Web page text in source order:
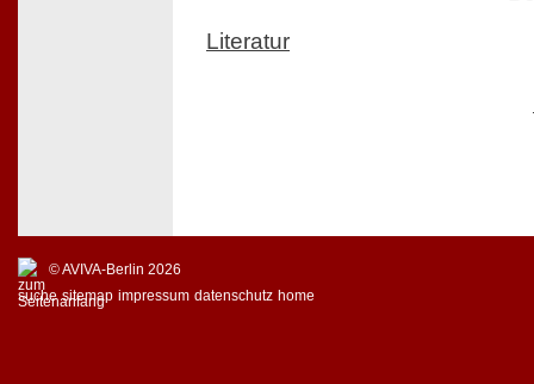
Literatur
© AVIVA-Berlin 2026
suche sitemap impressum datenschutz home